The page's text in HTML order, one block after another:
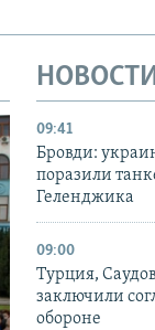
09:41
Бровди:
поразили
Геленджика
09:00
Турция,
заключили
обороне